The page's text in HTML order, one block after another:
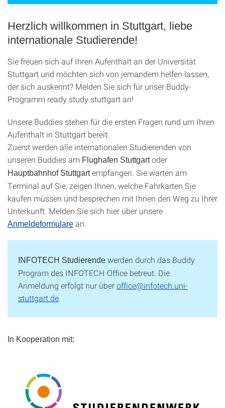
Herzlich willkommen in Stuttgart, liebe
internationale Studierende!
Sie freuen sich auf Ihren Aufenthalt an der Universität
Stuttgart und möchten sich von jemandem helfen lassen,
der sich auskennt? Melden Sie sich für unser Buddy-
Programm ready.study.stuttgart an!
Unsere Buddies stehen für die ersten Fragen rund um Ihren
Aufenthalt in Stuttgart bereit.
Zuerst werden alle internationalen Studierenden von
unseren Buddies am Flughafen Stuttgartoder
Hauptbahnhof Stuttgartempfangen. Sie warten am
Terminal auf Sie, zeigen Ihnen, welche Fahrkarten Sie
kaufen müssen und besprechen mit Ihnen den Weg zu Ihrer
Unterkunft. Melden Sie sich hier über unsere
Anmeldeformulare an.
INFOTECH Studierende werden durch das Buddy
Program des INFOTECH Office betreut. Die
Anmeldung erfolgt nur überoffice@infotech.uni-
stuttgart.de
In Kooperation mit: